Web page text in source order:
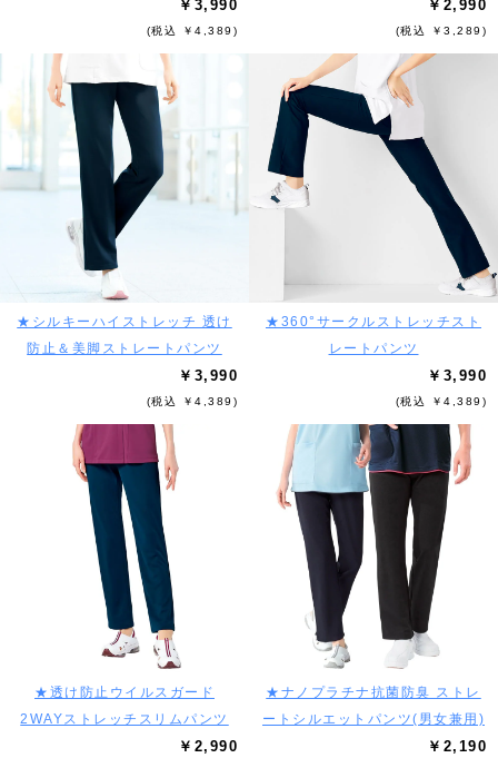
￥3,990
(税込 ￥4,389)
￥2,990
(税込 ￥3,289)
★シルキーハイストレッチ 透け
防止＆美脚ストレートパンツ
￥3,990
(税込 ￥4,389)
★360°サークルストレッチスト
レートパンツ
￥3,990
(税込 ￥4,389)
★透け防止ウイルスガード
2WAYストレッチスリムパンツ
￥2,990
★ナノプラチナ抗菌防臭 ストレ
ートシルエットパンツ(男女兼用)
￥2,190